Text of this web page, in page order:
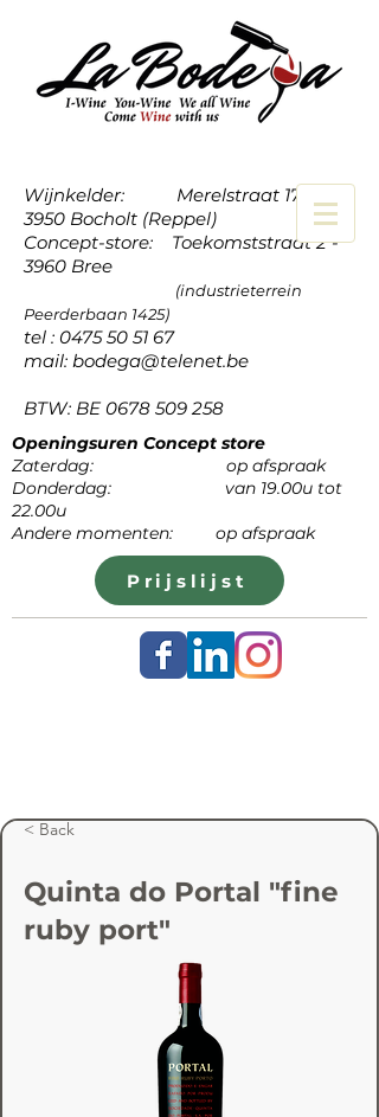
Wijnkelder: Merelstraat 17a -
3950 Bocholt (Reppel)
Concept-store: Toekomststraat 2 -
3960 Bree
(industrieterrein
Peerderbaan 1425)
tel : 0475 50 51 67
mail: bodega@telenet.be
BTW: BE 0678 509 258
Openingsuren Concept store
Zaterdag: op afspraak
Donderdag: van 19.00u tot
22.00u
Andere momenten: op afspraak
Prijslijst
< Back
Quinta do Portal "fine
ruby port"